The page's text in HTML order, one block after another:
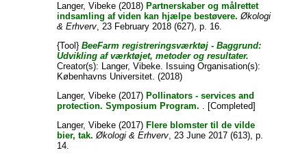
Langer, Vibeke (2018) Partnerskaber og målrettet
indsamling af viden kan hjælpe bestøvere. Økologi
& Erhverv, 23 February 2018 (627), p. 16.
{Tool}BeeFarm registreringsværktøj - Baggrund:
Udvikling af værktøjet, metoder og resultater.
Creator(s): Langer, Vibeke. Issuing Organisation(s):
Københavns Universitet. (2018)
Langer, Vibeke (2017) Pollinators - services and
protection. Symposium Program. . [Completed]
Langer, Vibeke (2017) Flere blomster til de vilde
bier, tak. Økologi & Erhverv, 23 June 2017 (613), p.
14.